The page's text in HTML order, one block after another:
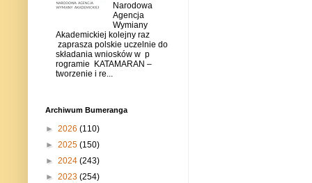
Narodowa
Agencja
Wymiany
Akademickiej kolejny raz
zaprasza polskie uczelnie do
składania wniosków w p
rogramie KATAMARAN –
tworzenie i re...
Archiwum Bumeranga
► 2026 (110)
► 2025 (150)
► 2024 (243)
► 2023 (254)